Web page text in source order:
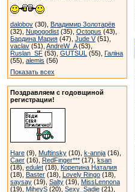
dalobov (30), Владимир Золотарёв
(32), Nupogodist (35), Octopus (43),
Бардина Мария (47), Jude V(51),
vaclav (51), AndreW_A(53),
Ruslan_SF (53), GUTSUL (55), Галіна
(55), alemis (56)
Показать всех
Поздравляем с годовщиной
регистрации!
Hare (9), Muftinsky (10), k-annja (16),
Caer (16), RedFinger*** (17), ksan
(18), edulet (18), Корепина Наталия
(18), Baster (18), Lovely Ringo (18),
saysay (19), Salty (19), MissLennona
(19), MiheyS (20), Sexy_Sadie (21),